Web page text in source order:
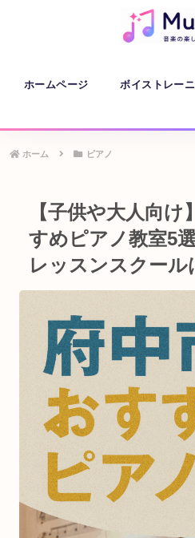
ホームページ ボイストレー
ホーム ピアノ
【子供や大人向
すめピアノ教室5
レッスンスクール